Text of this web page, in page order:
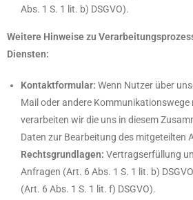
Abs. 1 S. 1 lit. b) DSGVO).
Weitere Hinweise zu
Diensten:
Kontaktformular: Wenn Nutzer über
Mail oder andere
verarbeiten wir die uns in diesem
Daten zur Bearbeitung des mitgeteilten
Rechtsgrundlagen: Vertragserfüllung
Anfragen (Art. 6 Abs. 1 S. 1 lit. b)
(Art. 6 Abs. 1 S. 1 lit. f) DSGVO).